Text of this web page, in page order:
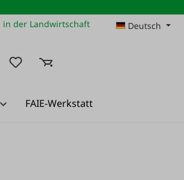
in der Landwirtschaft Deutsch
Du hast 0 Produkte auf dem
FAIE-Werkstatt